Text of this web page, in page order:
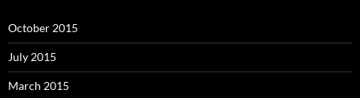
October 2015
July 2015
March 2015